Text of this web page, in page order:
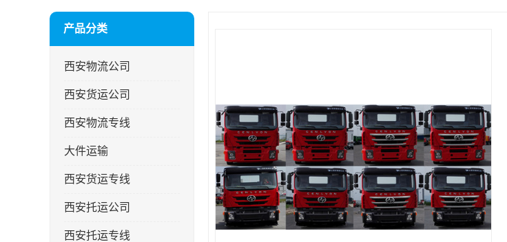
产品分类
西安物流公司
西安货运公司
西安物流专线
大件运输
西安货运专线
西安托运公司
西安托运专线